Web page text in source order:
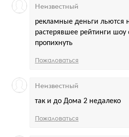
рекламные деньги льются
растерявшее рейтинги шоу
пропихнуть
Неизвестный
Пожаловаться
так и до Дома 2 недалеко
Неизвестный
Пожаловаться